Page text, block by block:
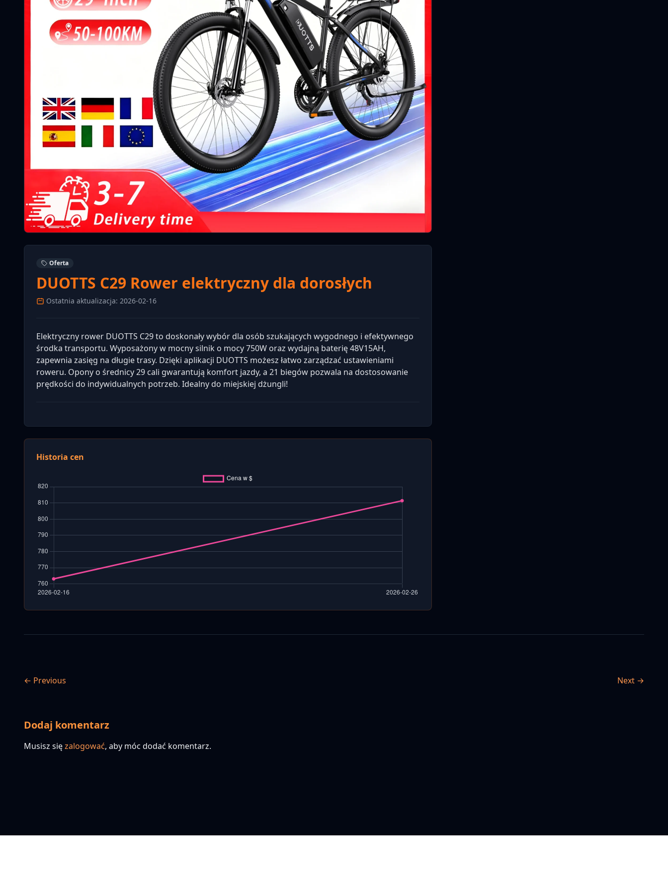
Oferta
DUOTTS C29 Rower elektryczny dla dorosłych
Ostatnia aktualizacja: 2026-02-16
Elektryczny rower DUOTTS C29 to doskonały wybór dla osób szukających wygodnego i efektywnego
środka transportu. Wyposażony w mocny silnik o mocy 750W oraz wydajną baterię 48V15AH,
zapewnia zasięg na długie trasy. Dzięki aplikacji DUOTTS możesz łatwo zarządzać ustawieniami
roweru. Opony o średnicy 29 cali gwarantują komfort jazdy, a 21 biegów pozwala na dostosowanie
prędkości do indywidualnych potrzeb. Idealny do miejskiej dżungli!
Historia cen
← Previous Next →
Dodaj komentarz
Musisz sięzalogować, aby móc dodać komentarz.